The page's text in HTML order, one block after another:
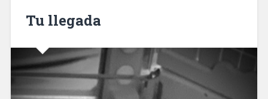
Tu llegada